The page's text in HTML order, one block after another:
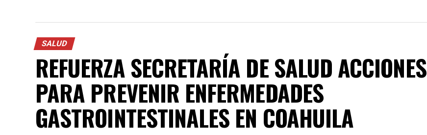
SALUD
REFUERZA SECRETARÍA DE SALUD ACCIONES
PARA PREVENIR ENFERMEDADES
GASTROINTESTINALES EN COAHUILA